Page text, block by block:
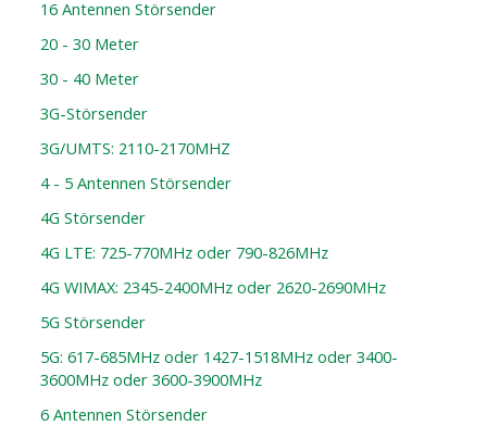
16 Antennen Störsender
20 - 30 Meter
30 - 40 Meter
3G-Störsender
3G/UMTS: 2110-2170MHZ
4 - 5 Antennen Störsender
4G Störsender
4G LTE: 725-770MHz oder 790-826MHz
4G WIMAX: 2345-2400MHz oder 2620-2690MHz
5G Störsender
5G: 617-685MHz oder 1427-1518MHz oder 3400-
3600MHz oder 3600-3900MHz
6 Antennen Störsender